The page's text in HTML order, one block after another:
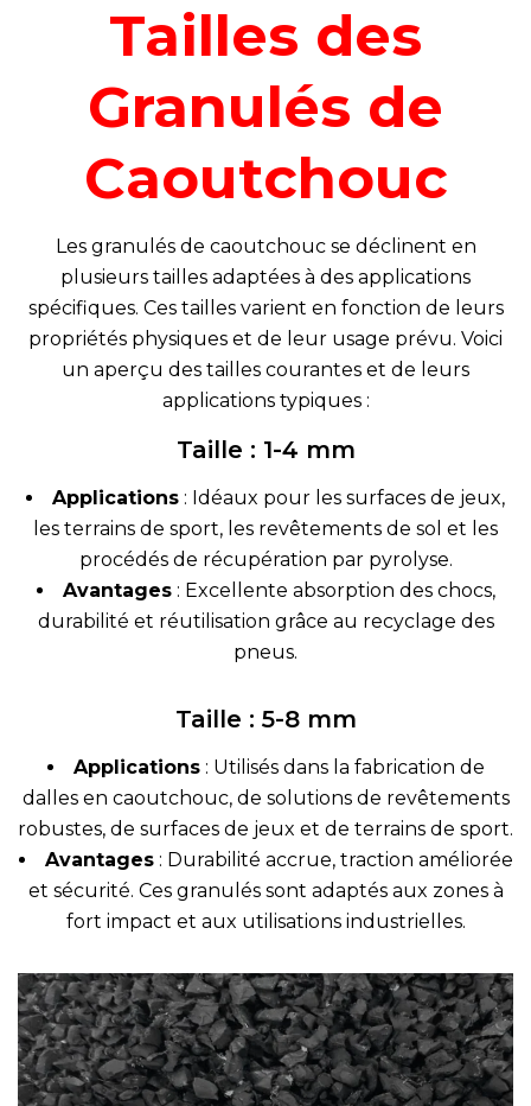
Tailles des
Granulés de
Caoutchouc
Les granulés de caoutchouc se déclinent en
plusieurs tailles adaptées à des applications
spécifiques. Ces tailles varient en fonction de leurs
propriétés physiques et de leur usage prévu. Voici
un aperçu des tailles courantes et de leurs
applications typiques :
Taille : 1-4 mm
Applications : Idéaux pour les surfaces de jeux,
les terrains de sport, les revêtements de sol et les
procédés de récupération par pyrolyse.
Avantages: Excellente absorption des chocs,
durabilité et réutilisation grâce au recyclage des
pneus.
Taille : 5-8 mm
Applications: Utilisés dans la fabrication de
dalles en caoutchouc, de solutions de revêtements
robustes, de surfaces de jeux et de terrains de sport.
Avantages: Durabilité accrue, traction améliorée
et sécurité. Ces granulés sont adaptés aux zones à
fort impact et aux utilisations industrielles.